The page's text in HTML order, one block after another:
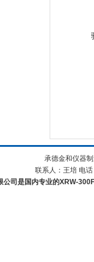
承德金和仪器
联系人：王培 电
公司是国内专业的XRW-